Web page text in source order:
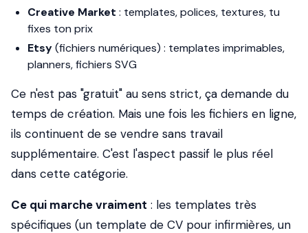
Creative Market : templates, polices, textures, tu
fixes ton prix
Etsy(fichiers numériques) : templates imprimables,
planners, fichiers SVG
Ce n'est pas "gratuit" au sens strict, ça demande du
temps de création. Mais une fois les fichiers en ligne,
ils continuent de se vendre sans travail
supplémentaire. C'est l'aspect passif le plus réel
dans cette catégorie.
Ce qui marche vraiment : les templates très
spécifiques (un template de CV pour infirmières, un